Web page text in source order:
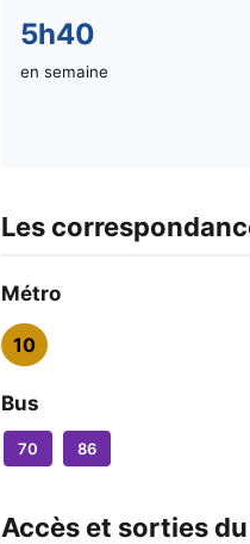
5h40
en semaine
Les
Métro
10
Bus
70 86
Accès et sorties